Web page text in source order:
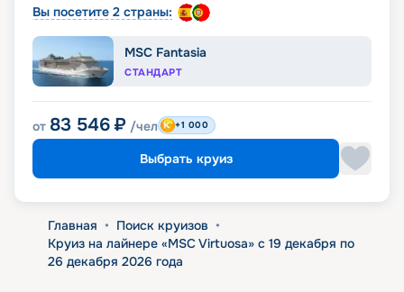
Вы посетите 2 страны:
MSC Fantasia
СТАНДАРТ
от 83 546 ₽ /чел +1 000
Выбрать круиз
Главная • Поиск круизов •
Круиз на лайнере «MSC Virtuosa» с 19 декабря по
26 декабря 2026 года